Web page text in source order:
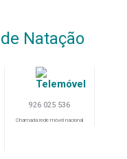
926 025 536
Chamada rede móvel nacional